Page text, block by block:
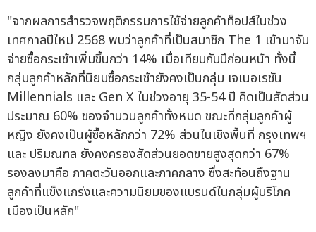
"จากผลการสำรวจพฤติกรรมการใช้จ่ายลูกค้าท็อปส์ในช่วง
เทศกาลปีใหม่ 2568 พบว่าลูกค้าที่เป็นสมาชิก The 1 เข้ามาจับ
จ่ายซื้อกระเช้าเพิ่มขึ้นกว่า 14% เมื่อเทียบกับปีก่อนหน้า ทั้งนี้
กลุ่มลูกค้าหลักที่นิยมซื้อกระเช้ายังคงเป็นกลุ่ม เจเนอเรชัน
Millennials และ Gen X ในช่วงอายุ 35-54 ปี คิดเป็นสัดส่วน
ประมาณ 60% ของจำนวนลูกค้าทั้งหมด ขณะที่กลุ่มลูกค้าผู้
หญิง ยังคงเป็นผู้ซื้อหลักกว่า 72% ส่วนในเชิงพื้นที่ กรุงเทพฯ
และ ปริมณฑล ยังคงครองสัดส่วนยอดขายสูงสุดกว่า 67%
รองลงมาคือ ภาคตะวันออกและภาคกลาง ซึ่งสะท้อนถึงฐาน
ลูกค้าที่แข็งแกร่งและความนิยมของแบรนด์ในกลุ่มผู้บริโภค
เมืองเป็นหลัก"